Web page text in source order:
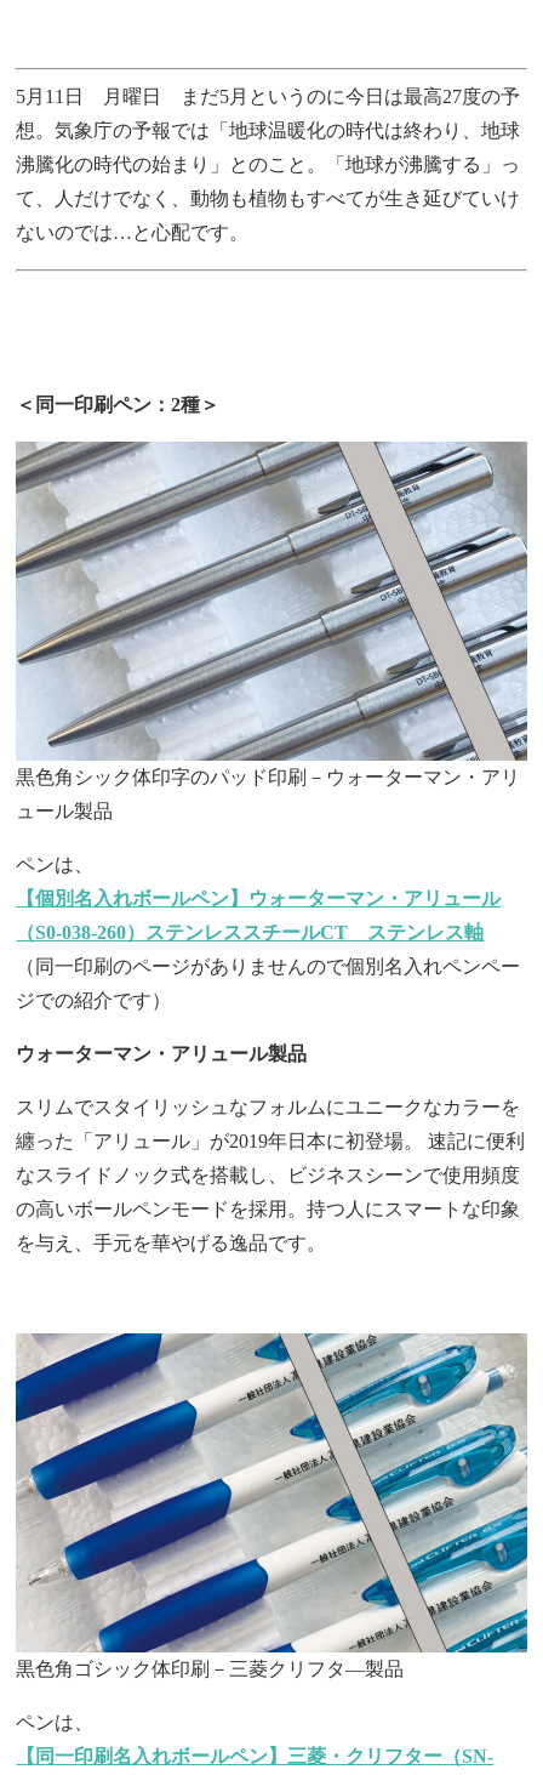
5月11日 月曜日 まだ5月というのに今日は最高27度の予
想。気象庁の予報では「地球温暖化の時代は終わり、地球
沸騰化の時代の始まり」とのこと。「地球が沸騰する」っ
て、人だけでなく、動物も植物もすべてが生き延びていけ
ないのでは…と心配です。
＜同一印刷ペン：2種＞
黒色角シック体印字のパッド印刷－ウォーターマン・アリ
ュール製品
ペンは、
【個別名入れボールペン】ウォーターマン・アリュール
（S0-038-260）ステンレススチールCT ステンレス軸
（同一印刷のページがありませんので個別名入れペンペー
ジでの紹介です）
ウォーターマン・アリュール製品
スリムでスタイリッシュなフォルムにユニークなカラーを
纏った「アリュール」が2019年日本に初登場。 速記に便利
なスライドノック式を搭載し、ビジネスシーンで使用頻度
の高いボールペンモードを採用。持つ人にスマートな印象
を与え、手元を華やげる逸品です。
黒色角ゴシック体印刷－三菱クリフタ―製品
ペンは、
【同一印刷名入れボールペン】三菱・クリフター（SN-